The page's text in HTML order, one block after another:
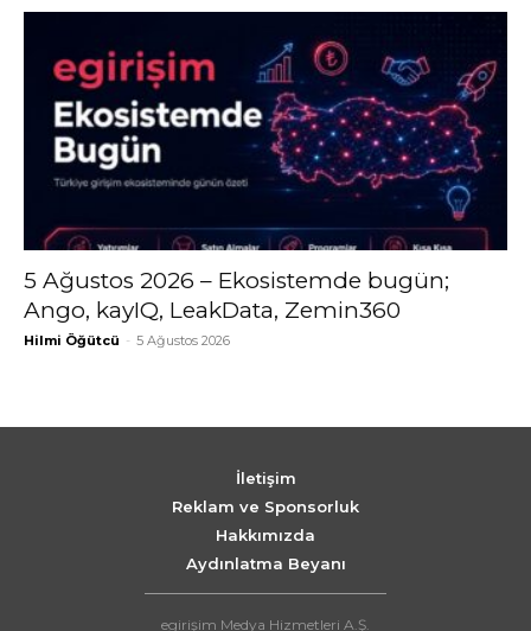
5 Ağustos 2026 – Ekosistemde bugün;
Ango, kayIQ, LeakData, Zemin360
Hilmi Öğütcü - 5 Ağustos 2026
İletişim
Reklam ve Sponsorluk
Hakkımızda
Aydınlatma Beyanı
egirişim Medya Hizmetleri A.Ş.